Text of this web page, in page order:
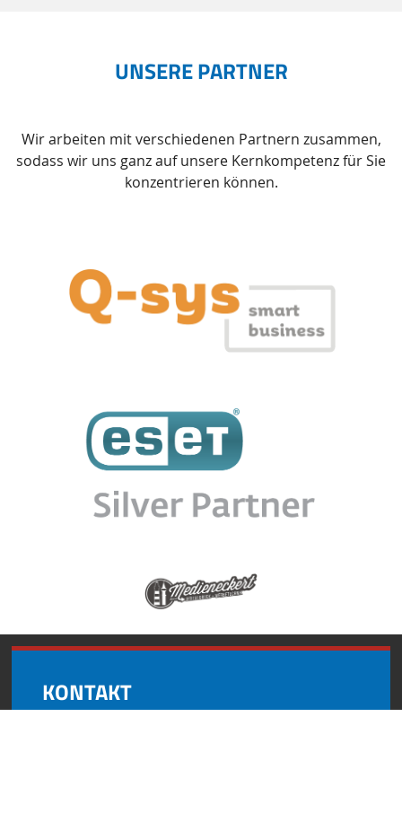
UNSERE PARTNER
Wir arbeiten mit verschiedenen Partnern zusammen,
sodass wir uns ganz auf unsere Kernkompetenz für Sie
konzentrieren können.
KONTAKT